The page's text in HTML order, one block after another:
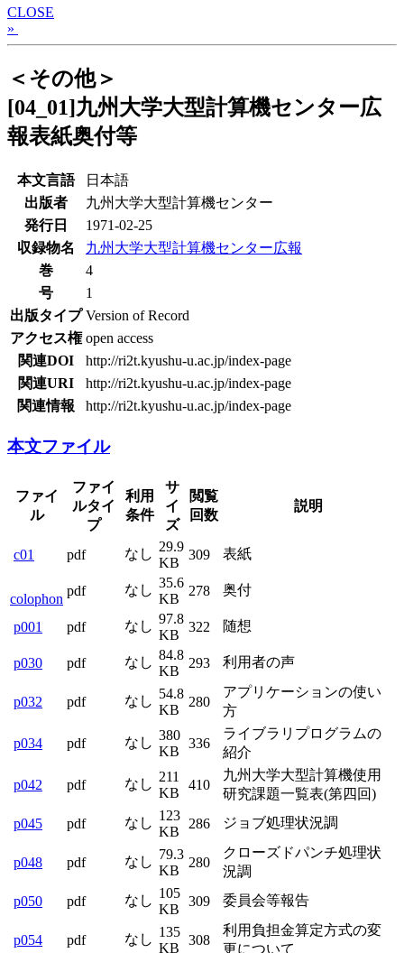
CLOSE
»
＜その他＞
[04_01]九州大学大型計算機センター広
報表紙奥付等
本文言語
日本語
出版者
九州大学大型計算機センター
発行日
1971-02-25
収録物名
九州大学大型計算機センター広報
巻
4
号
1
出版タイプ Version of Record
アクセス権 open access
関連DOI
http://ri2t.kyushu-u.ac.jp/index-page
関連URI
http://ri2t.kyushu-u.ac.jp/index-page
関連情報
http://ri2t.kyushu-u.ac.jp/index-page
本文ファイル
ファイ
ル
ファイ
ルタイ
プ
利用
条件
サ
イ
ズ
閲覧
回数
説明
c01 pdf なし 29.9
KB
309 表紙
colophon
pdf なし 35.6
KB
278 奥付
p001 pdf なし 97.8
KB
322 随想
p030 pdf なし 84.8
KB
293 利用者の声
p032 pdf なし 54.8
KB
280
アプリケーションの使い
方
p034 pdf なし 380
KB
336
ライブラリプログラムの
紹介
p042 pdf なし 211
KB
410
九州大学大型計算機使用
研究課題一覧表(第四回)
p045
pdf なし 123
KB
286 ジョブ処理状況調
p048 pdf なし 79.3
KB
280
クローズドパンチ処理状
況調
p050
pdf なし 105
KB
309 委員会等報告
p054 pdf なし 135
KB
308
利用負担金算定方式の変
更について